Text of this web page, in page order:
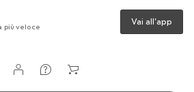
più veloce Vai all'app
cliente
di confronto
dei desideri